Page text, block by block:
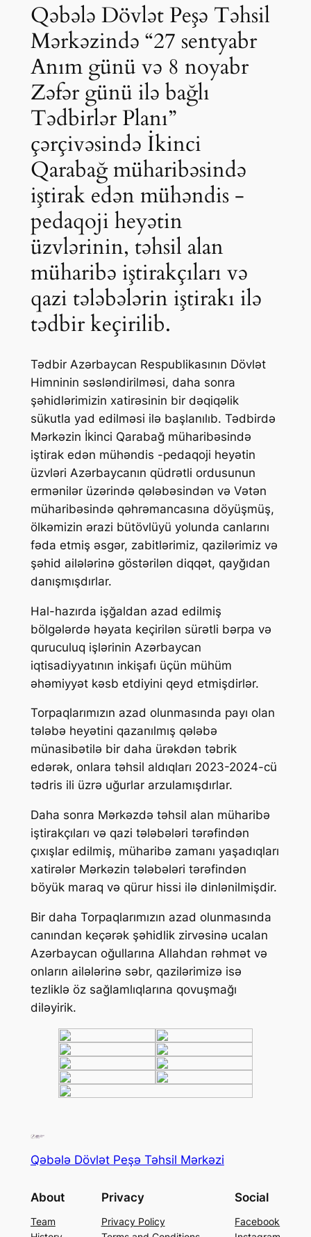
Qəbələ Dövlət Peşə Təhsil
Mərkəzində “27 sentyabr
Anım günü və 8 noyabr
Zəfər günü ilə bağlı
Tədbirlər Planı”
çərçivəsində İkinci
Qarabağ müharibəsində
iştirak edən mühəndis -
pedaqoji heyətin
üzvlərinin, təhsil alan
müharibə iştirakçıları və
qazi tələbələrin iştirakı ilə
tədbir keçirilib.
Tədbir Azərbaycan Respublikasının Dövlət
Himninin səsləndirilməsi, daha sonra
şəhidlərimizin xatirəsinin bir dəqiqəlik
sükutla yad edilməsi ilə başlanılıb. Tədbirdə
Mərkəzin İkinci Qarabağ müharibəsində
iştirak edən mühəndis -pedaqoji heyətin
üzvləri Azərbaycanın qüdrətli ordusunun
ermənilər üzərində qələbəsindən və Vətən
müharibəsində qəhrəmancasına döyüşmüş,
ölkəmizin ərazi bütövlüyü yolunda canlarını
fəda etmiş əsgər, zabitlərimiz, qazilərimiz və
şəhid ailələrinə göstərilən diqqət, qayğıdan
danışmışdırlar.
Hal-hazırda işğaldan azad edilmiş
bölgələrdə həyata keçirilən sürətli bərpa və
quruculuq işlərinin Azərbaycan
iqtisadiyyatının inkişafı üçün mühüm
əhəmiyyət kəsb etdiyini qeyd etmişdirlər.
Torpaqlarımızın azad olunmasında payı olan
tələbə heyətini qazanılmış qələbə
münasibətilə bir daha ürəkdən təbrik
edərək, onlara təhsil aldıqları 2023-2024-cü
tədris ili üzrə uğurlar arzulamışdırlar.
Daha sonra Mərkəzdə təhsil alan müharibə
iştirakçıları və qazi tələbələri tərəfindən
çıxışlar edilmiş, müharibə zamanı yaşadıqları
xatirələr Mərkəzin tələbələri tərəfindən
böyük maraq və qürur hissi ilə dinlənilmişdir.
Bir daha Torpaqlarımızın azad olunmasında
canından keçərək şəhidlik zirvəsinə ucalan
Azərbaycan oğullarına Allahdan rəhmət və
onların ailələrinə səbr, qazilərimizə isə
tezliklə öz sağlamlıqlarına qovuşmağı
diləyirik.
Qəbələ Dövlət Peşə Təhsil Mərkəzi
About
Team
Privacy
Privacy Policy
Social
Facebook